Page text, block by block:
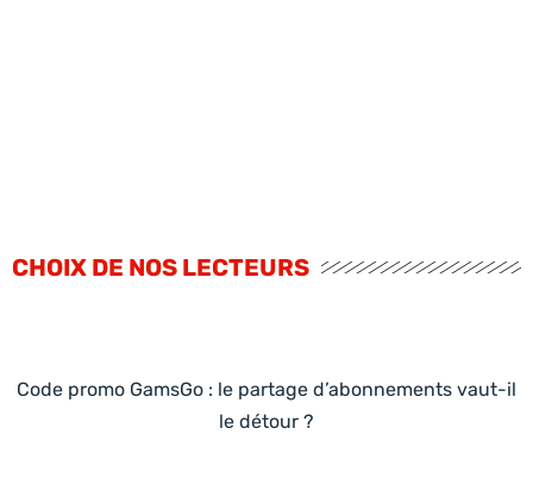
CHOIX DE NOS LECTEURS
Code promo GamsGo : le partage d’abonnements vaut-il
le détour ?